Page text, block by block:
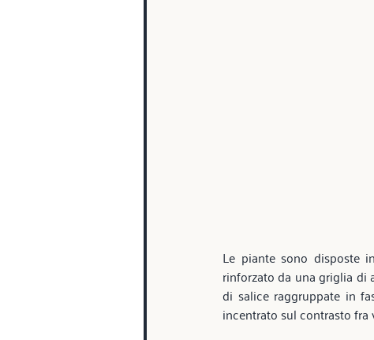
Le piante sono disposte
rinforzato da una griglia
di salice raggruppate in
incentrato sul contrasto